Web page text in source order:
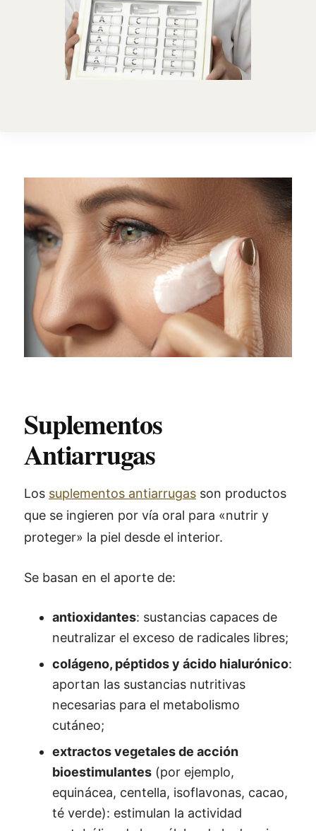
Suplementos
Antiarrugas
Los suplementos antiarrugas son productos
que se ingieren por vía oral para «nutrir y
proteger» la piel desde el interior.
Se basan en el aporte de:
antioxidantes: sustancias capaces de
neutralizar el exceso de radicales libres;
colágeno, péptidos y ácido hialurónico:
aportan las sustancias nutritivas
necesarias para el metabolismo
cutáneo;
extractos vegetales de acción
bioestimulantes (por ejemplo,
equinácea, centella, isoflavonas, cacao,
té verde): estimulan la actividad